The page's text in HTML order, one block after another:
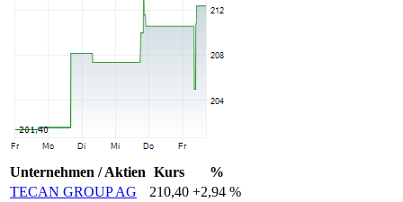
Unternehmen / Aktien Kurs
%
TECAN GROUP AG
210,40 +2,94 %